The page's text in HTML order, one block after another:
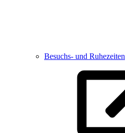
Besuchs- und Ruhezeiten